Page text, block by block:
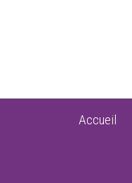
Accueil